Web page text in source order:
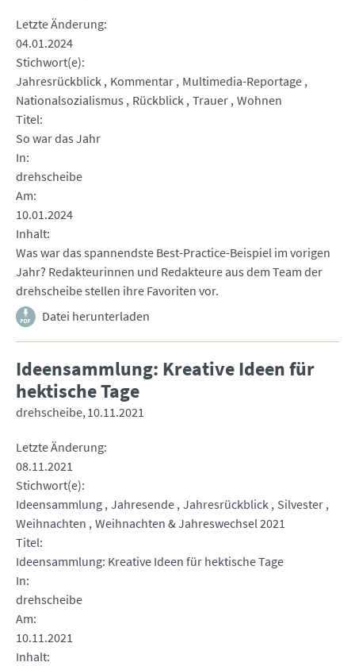
Letzte Änderung
04.01.2024
Stichwort(e)
Jahresrückblick Kommentar Multimedia-Reportage
Nationalsozialismus
Rückblick Trauer Wohnen
Titel
So war das Jahr
In
drehscheibe
Am
10.01.2024
Inhalt
Was war das spannendste Best-Practice-Beispiel im vorigen
Jahr? Redakteurinnen und Redakteure aus dem Team der
drehscheibe stellen ihre Favoriten vor.
Datei herunterladen
Ideensammlung: Kreative Ideen für
hektische Tage
drehscheibe 10.11.2021
Letzte Änderung
08.11.2021
Stichwort(e)
Ideensammlung Jahresende Jahresrückblick Silvester
Weihnachten Weihnachten & Jahreswechsel 2021
Titel
Ideensammlung: Kreative Ideen für hektische Tage
In
drehscheibe
Am
10.11.2021
Inhalt